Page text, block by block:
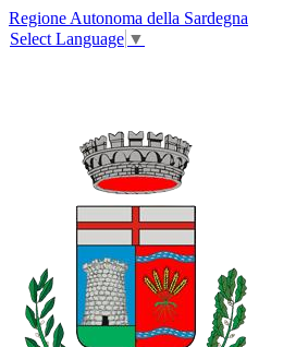
Regione Autonoma della Sardegna
Select Language ▼